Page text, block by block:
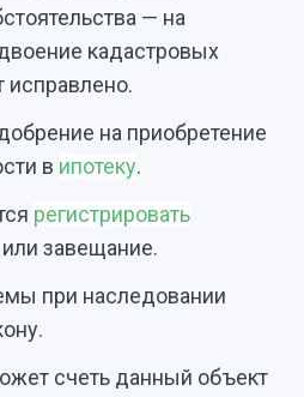
— на
кадастровых
исправлено.
на приобретение
в ипотеку.
регистрировать
завещание.
при наследовании
счеть данный объект